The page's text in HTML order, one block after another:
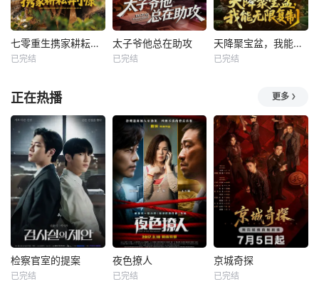
七零重生携家耕耘奔小康
已完结
太子爷他总在助攻
已完结
天降聚宝盆，我能无限复制
已完结
正在热播 更多
检察官室的提案
已完结
夜色撩人
已完结
京城奇探
已完结